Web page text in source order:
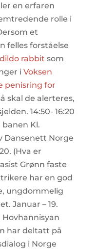
en erfaren
rolle i
et
felles forståelse
rabbit som
i Voksen
penisring for
skal de alerteres,
14:50- 16:20
banen Kl.
Dansenett Norge
(Hva er
Grønn faste
har en god
ungdommelig
Januar – 19.
Hovhannisyan
har deltatt på
i Norge